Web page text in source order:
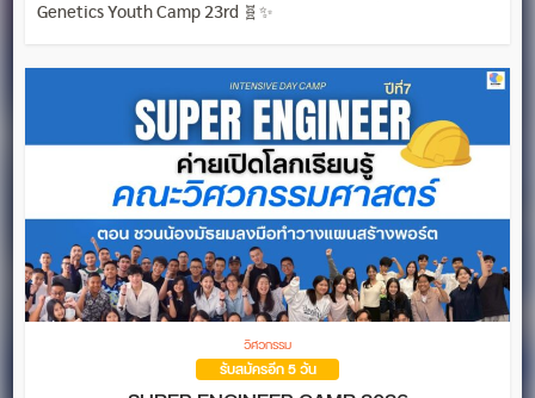
Genetics Youth Camp 23rd 🧬✨
วิศวกรรม
รับสมัครอีก 5 วัน